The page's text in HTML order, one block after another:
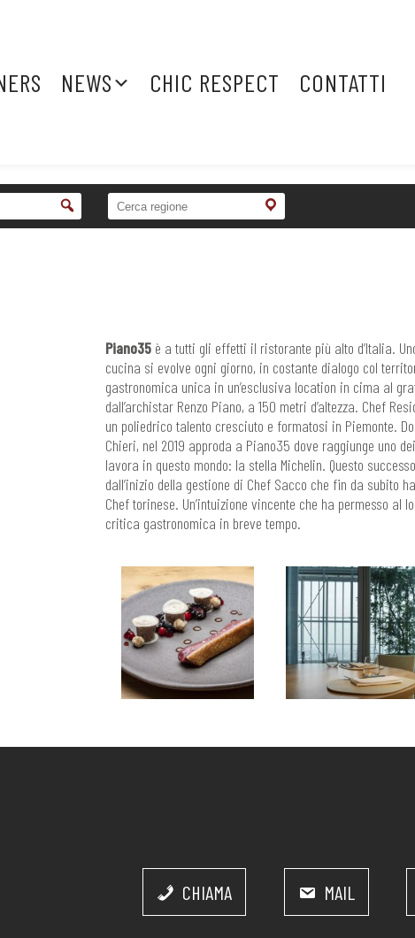
NEWS CHIC RESPECT CONTATTI
Piano35 è a tutti gli effetti il ristorante più alto d’Italia.
cucina si evolve ogni giorno, in costante dialogo col
gastronomica unica in un’esclusiva location in cima al
dall’archistar Renzo Piano, a 150 metri d’altezza. Chef
un poliedrico talento cresciuto e formatosi in Piemonte.
Chieri, nel 2019 approda a Piano35 dove raggiunge uno
lavora in questo mondo: la stella Michelin. Questo
dall’inizio della gestione di Chef Sacco che fin da subito
Chef torinese. Un’intuizione vincente che ha permesso al
critica gastronomica in breve tempo.
CHIAMA MAIL